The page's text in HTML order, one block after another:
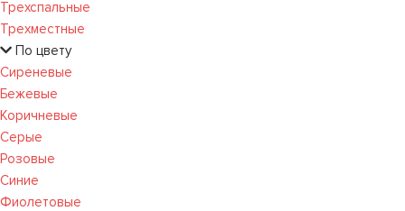
Трехспальные
Трехместные
По цвету
Сиреневые
Бежевые
Коричневые
Серые
Розовые
Синие
Фиолетовые